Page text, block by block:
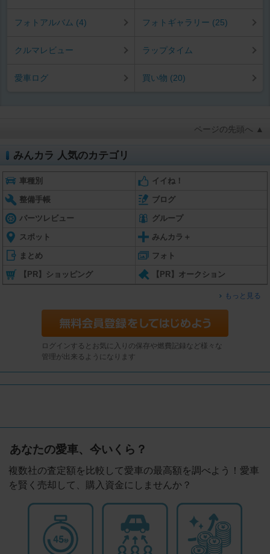
フォトアルバム (4) フォトギャラリー (25)
クルマレビュー ラップタイム
愛車ログ 買い物 (20)
ページの先頭へ ▲
みんカラ 人気のカテゴリ
車種別 イイね！
整備手帳 ブログ
パーツレビュー グループ
スポット みんカラ＋
まとめ フォト
【PR】ショッピング 【PR】オークション
もっと見る
ログインするとお気に入りの保存や燃費記録など様々な
管理が出来るようになります
あなたの愛車、今いくら？
複数社の査定額を比較して愛車の最高額を調べよう！愛車
を賢く売却して、購入資金にしませんか？